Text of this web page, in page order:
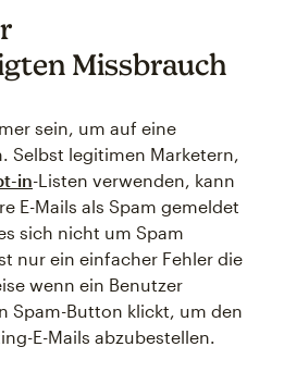
Missbrauch
sein, um auf eine
Selbst legitimen Marketern,
in-Listen verwenden, kann
E-Mails als Spam gemeldet
sich nicht um Spam
nur ein einfacher Fehler die
wenn ein Benutzer
Spam-Button klickt, um den
E-Mails abzubestellen.